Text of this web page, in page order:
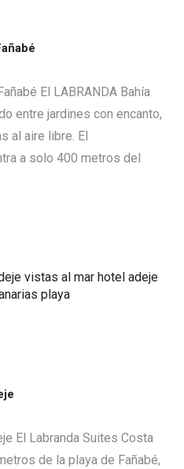
El LABRANDA Bahía
entre jardines con encanto,
al aire libre. El
a solo 400 metros del
El Labranda Suites Costa
de la playa de Fañabé,